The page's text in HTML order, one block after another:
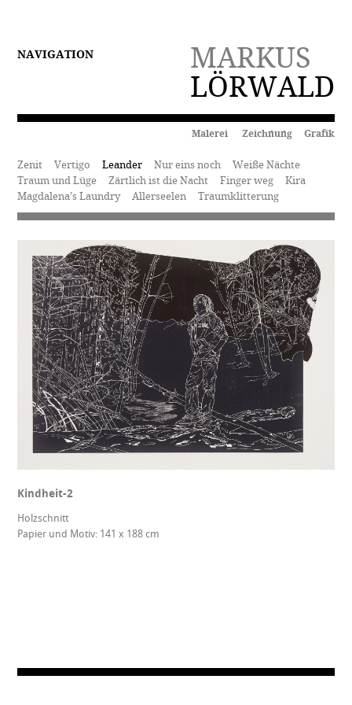
MARKUS
LÖRWALD
NAVIGATION
Malerei Zeichnung Grafik
Zenit Vertigo Leander Nur eins noch
Weiße Nächte
Traum und Lüge
Zärtlich ist die Nacht Finger weg
Kira
Magdalena’s Laundry
Allerseelen Traumklitterung
Kindheit-2
Holzschnitt
Papier und Motiv: 141 x 188 cm